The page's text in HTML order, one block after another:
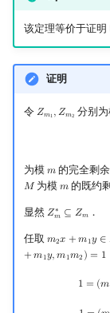
该定理等价于证明
证明
令 𝑍𝑚1 ,𝑍𝑚2
Zm1, Zm2 分别
为模 𝑚
m的完全剩
𝑀
M 为模 𝑚
m 的既约
显然 𝑍∗
𝑚 ⊆ 𝑍𝑚
Zm ∗⊆Zm．
任取 𝑚2𝑥 +𝑚1𝑦 ∈
m2x+m1y∈M
+𝑚1𝑦,𝑚1𝑚2 ) = 1
1 = (𝑚
1
1=